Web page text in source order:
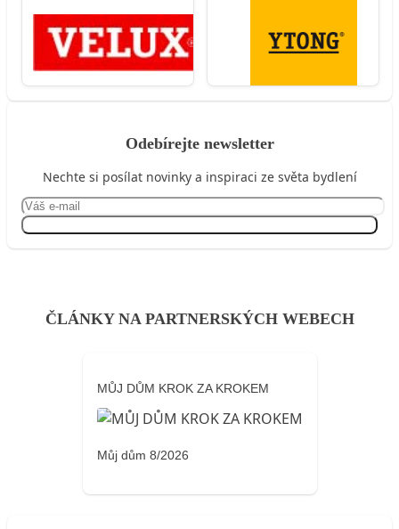
Odebírejte newsletter
Nechte si posílat novinky a inspiraci ze světa bydlení
ČLÁNKY NA PARTNERSKÝCH WEBECH
MŮJ DŮM KROK ZA KROKEM
Můj dům 8/2026